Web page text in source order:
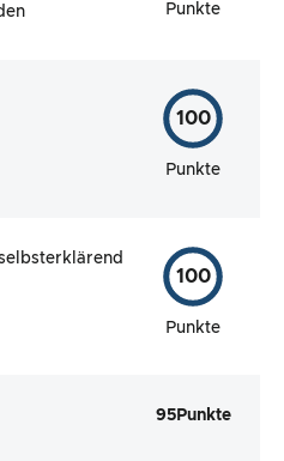
Punkte
100
Punkte
100
Punkte
95Punkte